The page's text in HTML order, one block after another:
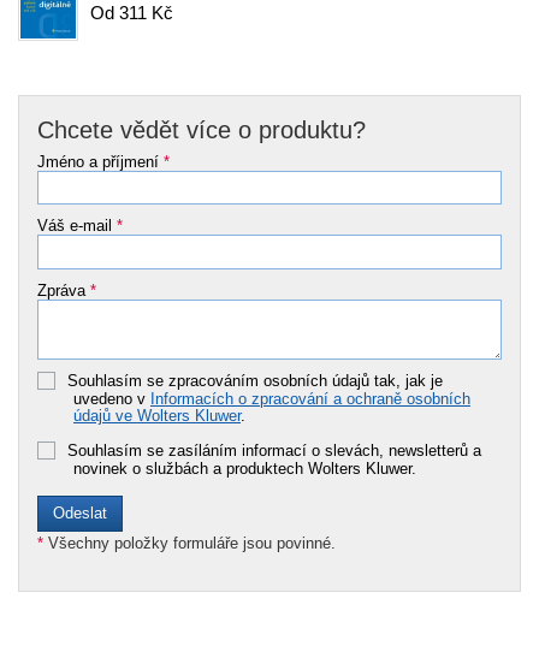
Od 311 Kč
Chcete vědět více o produktu?
Jméno a příjmení *
Váš e-mail *
Zpráva *
Souhlasím se zpracováním osobních údajů tak, jak je
uvedeno v Informacích o zpracování a ochraně osobních
údajů ve Wolters Kluwer.
Souhlasím se zasíláním informací o slevách, newsletterů a
novinek o službách a produktech Wolters Kluwer.
* Všechny položky formuláře jsou povinné.